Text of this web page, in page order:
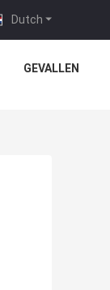
Dutch
GEVALLEN